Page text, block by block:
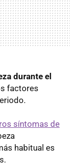
durante el
factores
síntomas de
habitual es